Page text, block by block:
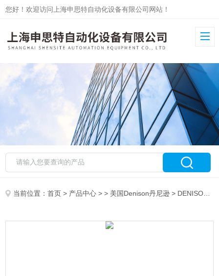
您好！欢迎访问上海申思特自动化设备有限公司网站！
当前位置：首页 > 产品中心 > > 美国Denison丹尼逊 > DENISON丹尼逊T6D叶片泵系列